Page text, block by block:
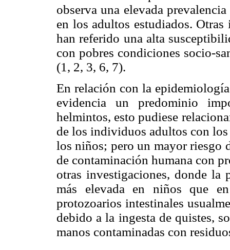
observa una elevada
en los adultos estudiados.
han referido una alta
con pobres condiciones socio-
(1, 2, 3, 6, 7).
En relación con la epidemiología
evidencia un predominio
helmintos, esto pudiese
de los individuos adultos con
los niños; pero un mayor riesgo
de contaminación humana con
otras investigaciones, donde la
más elevada en niños que
protozoarios intestinales
debido a la ingesta de quistes,
manos contaminadas con